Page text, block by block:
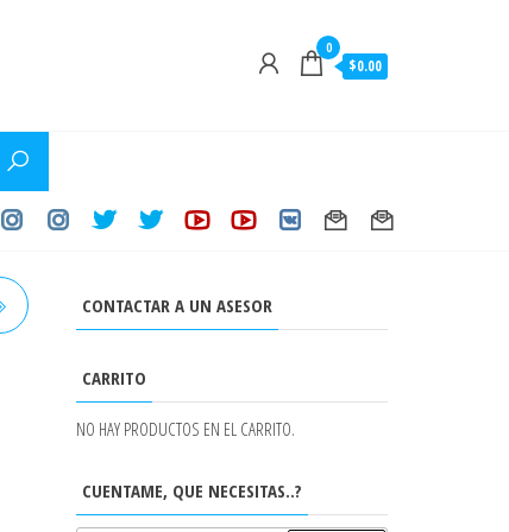
0
$0.00
CONTACTAR A UN ASESOR
CARRITO
NO HAY PRODUCTOS EN EL CARRITO.
CUENTAME, QUE NECESITAS..?